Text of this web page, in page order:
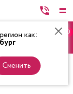
как:
Сменить
0
НИТКИ